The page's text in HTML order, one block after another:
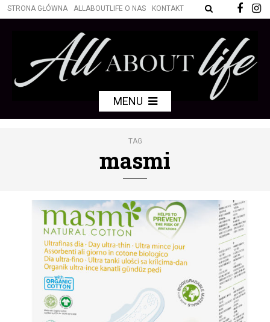
STRONA GŁÓWNA ALLABOUTLIFE O NAS KONTAKT
MENU
TAG
masmi